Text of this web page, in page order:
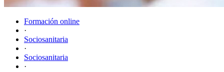
Formación online
·
Sociosanitaria
·
Sociosanitaria
·